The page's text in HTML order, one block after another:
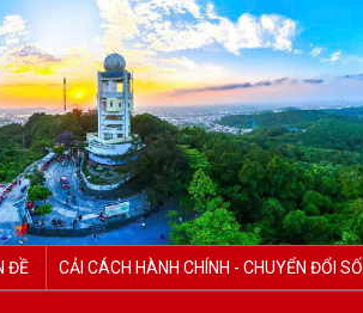
ĐỀ CẢI CÁCH HÀNH CHÍNH - CHUYỂN ĐỔI SỐ